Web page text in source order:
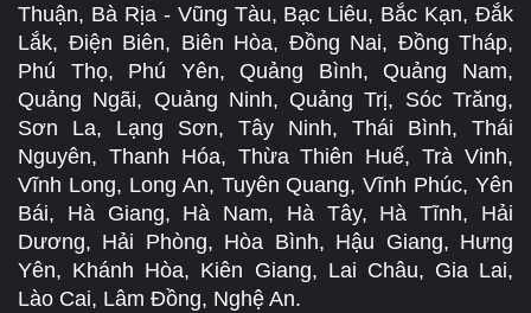
Thuận, Bà Rịa - Vũng Tàu, Bạc Liêu, Bắc Kạn, Đắk
Lắk, Điện Biên, Biên Hòa, Đồng Nai, Đồng Tháp,
Phú Thọ, Phú Yên, Quảng Bình, Quảng Nam,
Quảng Ngãi, Quảng Ninh, Quảng Trị, Sóc Trăng,
Sơn La, Lạng Sơn, Tây Ninh, Thái Bình, Thái
Nguyên, Thanh Hóa, Thừa Thiên Huế, Trà Vinh,
Vĩnh Long, Long An, Tuyên Quang, Vĩnh Phúc, Yên
Bái, Hà Giang, Hà Nam, Hà Tây, Hà Tĩnh, Hải
Dương, Hải Phòng, Hòa Bình, Hậu Giang, Hưng
Yên, Khánh Hòa, Kiên Giang, Lai Châu, Gia Lai,
Lào Cai, Lâm Đồng, Nghệ An.